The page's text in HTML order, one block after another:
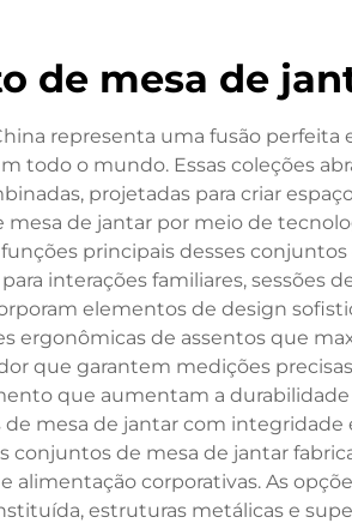
de mesa de
representa uma fusão
todo o mundo. Essas coleções
projetadas para criar
de jantar por meio de
principais desses
interações familiares, sessões
elementos de design
ergonômicas de assentos que
que garantem medições
que aumentam a
mesa de jantar com
conjuntos de mesa de jantar
corporativas. As
estruturas metálicas e